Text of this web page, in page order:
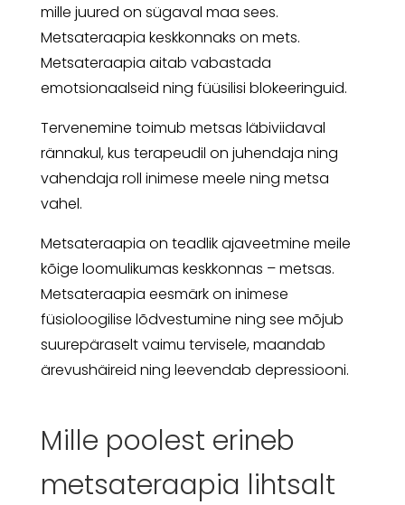
mille juured on sügaval maa sees.
Metsateraapia keskkonnaks on mets.
Metsateraapia aitab vabastada
emotsionaalseid ning füüsilisi blokeeringuid.
Tervenemine toimub metsas läbiviidaval
rännakul, kus terapeudil on juhendaja ning
vahendaja roll inimese meele ning metsa
vahel.
Metsateraapia on teadlik ajaveetmine meile
kõige loomulikumas keskkonnas – metsas.
Metsateraapia eesmärk on inimese
füsioloogilise lõdvestumine ning see mõjub
suurepäraselt vaimu tervisele, maandab
ärevushäireid ning leevendab depressiooni.
Mille poolest erineb
metsateraapia lihtsalt